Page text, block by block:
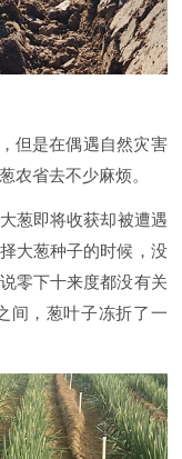
但是在偶遇自然灾害
农省去不少麻烦。
葱即将收获却被遭遇
大葱种子的时候，没
零下十来度都没有关
间，葱叶子冻折了一